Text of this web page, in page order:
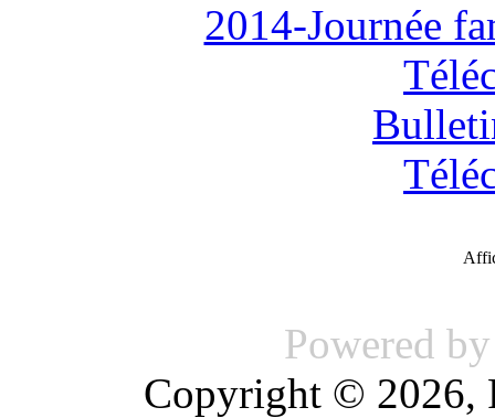
2014-Journée
Powered
Copyright © 2026,